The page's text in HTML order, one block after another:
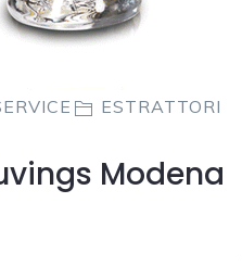
ESTRATTORI
Modena